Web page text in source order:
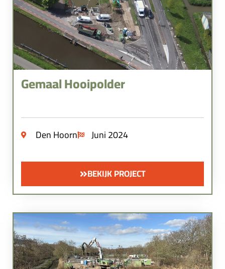
Gemaal Hooipolder
Den Hoorn Juni 2024
BEKIJK PROJECT